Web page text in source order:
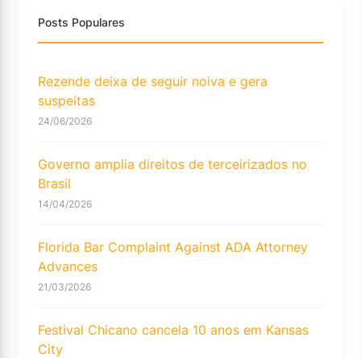
Posts Populares
Rezende deixa de seguir noiva e gera
suspeitas
24/06/2026
Governo amplia direitos de terceirizados no
Brasil
14/04/2026
Florida Bar Complaint Against ADA Attorney
Advances
21/03/2026
Festival Chicano cancela 10 anos em Kansas
City